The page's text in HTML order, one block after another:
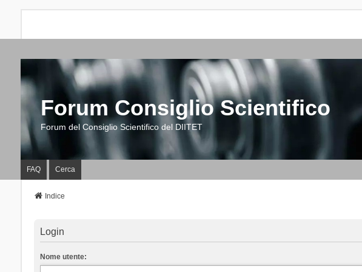
Forum Consiglio Scientifico
Forum del Consiglio Scientifico del DIITET
FAQ Cerca
Indice
Login
Nome utente: